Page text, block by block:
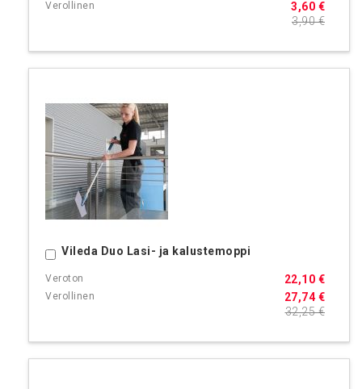
3,60 €
3,90 €
Vileda Duo Lasi- ja kalustemoppi
27,74 €
22,10 €
32,25 €
Ostoskoriin